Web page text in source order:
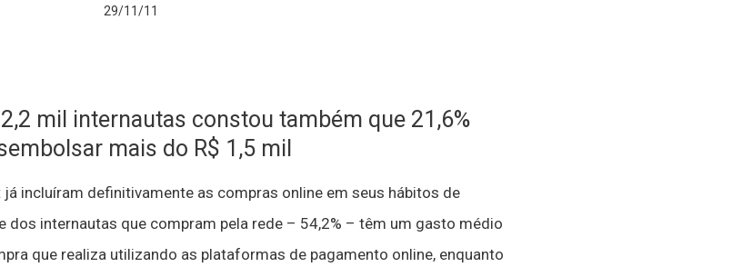
29/11/11
mil internautas constou também que 21,6%
mais do R$ 1,5 mil
incluíram definitivamente as compras online em seus hábitos de
dos internautas que compram pela rede – 54,2% – têm um gasto médio
que realiza utilizando as plataformas de pagamento online, enquanto